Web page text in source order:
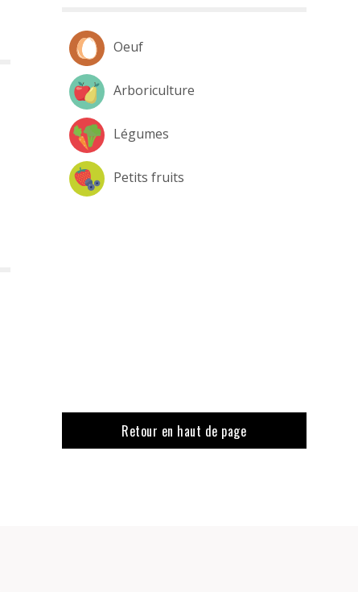
Oeuf
Arboriculture
Légumes
Petits fruits
Retour en haut de page